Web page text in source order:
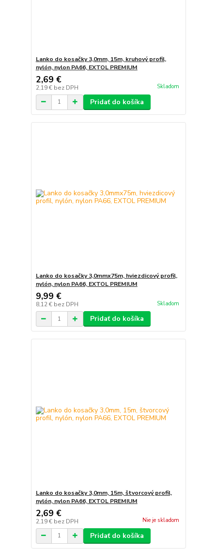
Lanko do kosačky 3,0mm, 15m, kruhový profil,
nylón, nylon PA66, EXTOL PREMIUM
2,69 €
2,19 € bez DPH Skladom
Pridať do košíka
Lanko do kosačky 3,0mmx75m, hviezdicový profil,
nylón, nylon PA66, EXTOL PREMIUM
9,99 €
8,12 € bez DPH Skladom
Pridať do košíka
Lanko do kosačky 3,0mm, 15m, štvorcový profil,
nylón, nylon PA66, EXTOL PREMIUM
2,69 €
2,19 € bez DPH Nie je skladom
Pridať do košíka